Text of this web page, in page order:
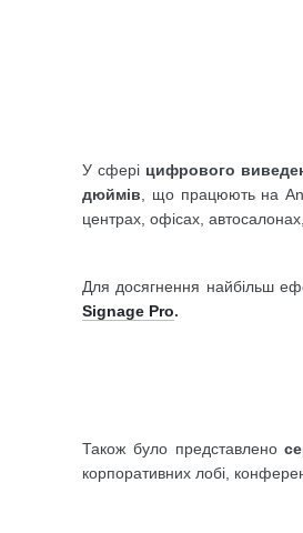
У сфері цифрового
дюймів, що працюють на
центрах, офісах,
Для досягнення найбільш
Signage Pro.
Також було представлено
корпоративних лобі,